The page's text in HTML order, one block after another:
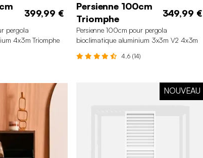
399,99 €
pergola
4x3m Triomphe
Persienne 100cm
Triomphe
349,99 €
Persienne 100cm pour pergola
bioclimatique aluminium 3x3m V2 4x3m
4.6 (14)
NOUVEAU